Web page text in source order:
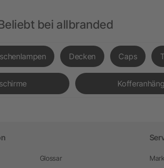
bei allbranded
Decken Caps
Glossar